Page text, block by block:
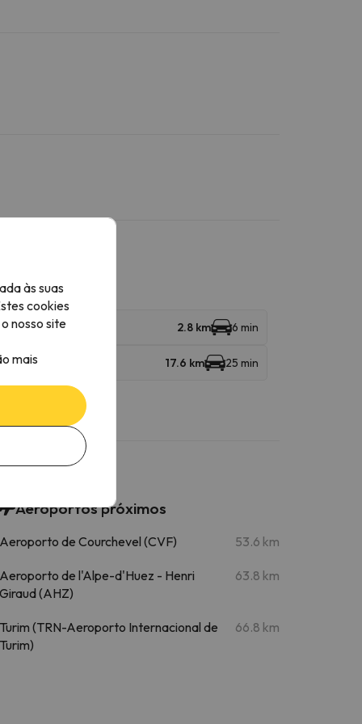
2.8 km 6 min
17.6 km 25 min
Aeroportos próximos
Aeroporto de Courchevel (CVF) 53.6 km
Aeroporto de l'Alpe-d'Huez - Henri
Giraud (AHZ)
63.8 km
Turim (TRN-Aeroporto Internacional de
Turim)
66.8 km
às suas
cookies
nosso site
mais